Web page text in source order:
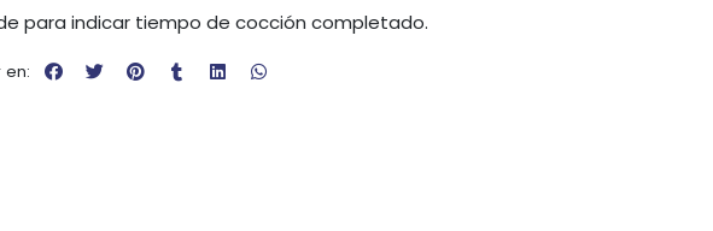
para indicar tiempo de cocción completado.
en: